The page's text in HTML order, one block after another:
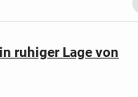
ruhiger Lage von